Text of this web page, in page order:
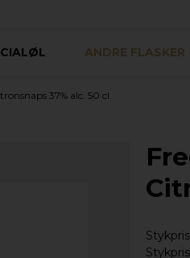
ANDRE FLASKER
37% alc. 50 cl.